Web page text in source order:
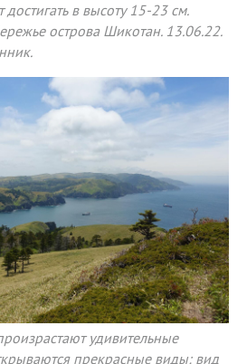
в высоту 15-23 см.
острова Шикотан. 13.06.22.
удивительные
прекрасные виды: вид